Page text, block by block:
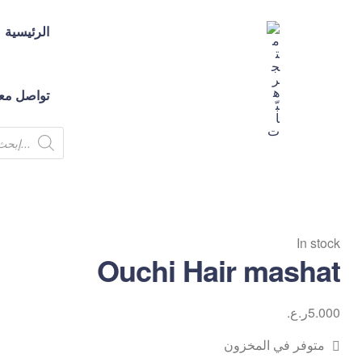
ولكِ
الرئيسية
تواصل
In stock
Ouchi Hair mashat
5.000ر.ع.
متوفر في المخزون